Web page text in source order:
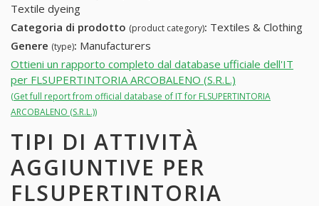
Textile dyeing
Categoria di prodotto (product category): Textiles & Clothing
Genere (type): Manufacturers
Ottieni un rapporto completo dal database ufficiale dell'IT
per FLSUPERTINTORIA ARCOBALENO (S.R.L.)
(Get full report from official database of IT for FLSUPERTINTORIA
ARCOBALENO (S.R.L.))
TIPI DI ATTIVITÀ
AGGIUNTIVE PER
FLSUPERTINTORIA